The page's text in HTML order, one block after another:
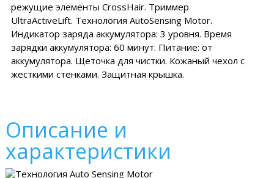
режущие элементы CrossHair. Триммер
UltraActiveLift. Технология AutoSensing Motor.
Индикатор заряда аккумулятора: 3 уровня. Время
зарядки аккумулятора: 60 минут. Питание: от
аккумулятора. Щеточка для чистки. Кожаный чехол с
жесткими стенками. Защитная крышка.
Описание и
характеристики